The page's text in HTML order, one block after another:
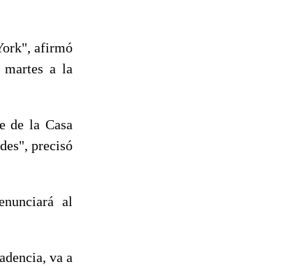
afirmó
a la
de la Casa
precisó
al
va a